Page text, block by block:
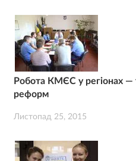
Робота КМЄС у регіонах —
реформ
Листопад 25, 2015